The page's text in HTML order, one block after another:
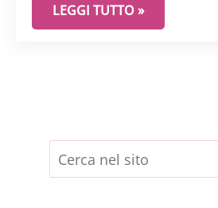
I CONTRACCETTIVI
LEGGI TUTTO »
Cerca